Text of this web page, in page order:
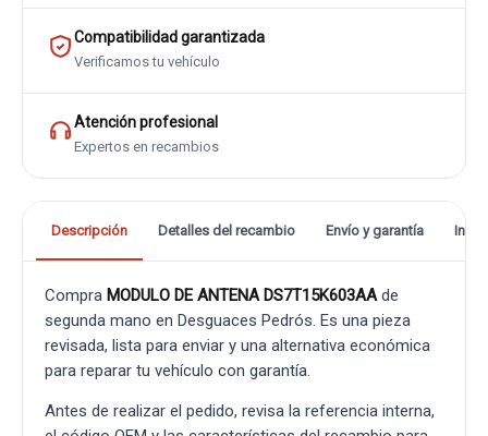
Compatibilidad garantizada
Verificamos tu vehículo
Atención profesional
Expertos en recambios
Descripción Detalles del recambio Envío y garantía
Compra MODULO DE ANTENA DS7T15K603AAde
segunda mano en Desguaces Pedrós. Es una pieza
revisada, lista para enviar y una alternativa económica
para reparar tu vehículo con garantía.
Antes de realizar el pedido, revisa la referencia interna,